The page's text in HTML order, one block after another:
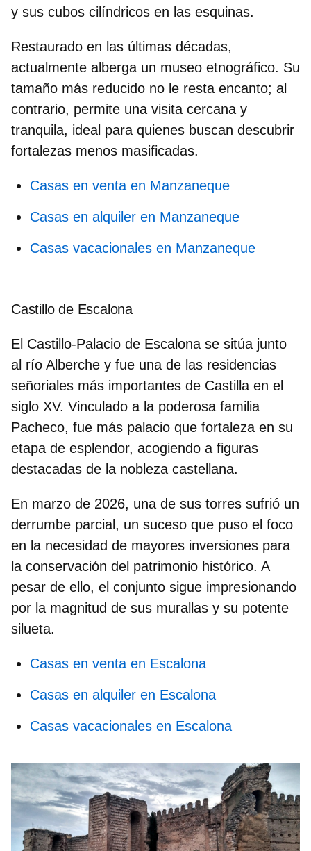
y sus cubos cilíndricos en las esquinas.
Restaurado en las últimas décadas,
actualmente alberga un museo etnográfico. Su
tamaño más reducido no le resta encanto; al
contrario, permite una visita cercana y
tranquila, ideal para quienes buscan descubrir
fortalezas menos masificadas.
Casas en venta en Manzaneque
Casas en alquiler en Manzaneque
Casas vacacionales en Manzaneque
Castillo de Escalona
El Castillo-Palacio de Escalona se sitúa junto
al río Alberche y fue una de las residencias
señoriales más importantes de Castilla en el
siglo XV. Vinculado a la poderosa familia
Pacheco, fue más palacio que fortaleza en su
etapa de esplendor, acogiendo a figuras
destacadas de la nobleza castellana.
En marzo de 2026, una de sus torres sufrió un
derrumbe parcial, un suceso que puso el foco
en la necesidad de mayores inversiones para
la conservación del patrimonio histórico. A
pesar de ello, el conjunto sigue impresionando
por la magnitud de sus murallas y su potente
silueta.
Casas en venta en Escalona
Casas en alquiler en Escalona
Casas vacacionales en Escalona